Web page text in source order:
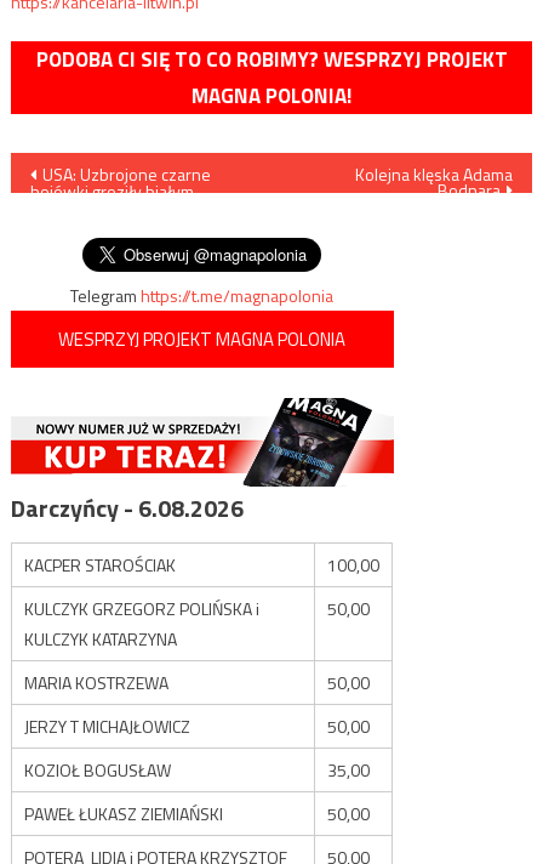
PODOBA CI SIĘ TO CO ROBIMY? WESPRZYJ PROJEKT
MAGNA POLONIA!
Nawigacja
USA: Uzbrojone czarne
bojówki groziły białym
Kolejna klęska Adama
Bodnara
Telegramhttps://t.me/magnapolonia
WESPRZYJ PROJEKT MAGNA POLONIA
Darczyńcy - 6.08.2026
KACPER STAROŚCIAK
100,00
KULCZYK GRZEGORZ POLIŃSKA i
KULCZYK KATARZYNA
50,00
MARIA KOSTRZEWA
50,00
JERZY T MICHAJŁOWICZ
50,00
KOZIOŁ BOGUSŁAW
35,00
PAWEŁ ŁUKASZ ZIEMIAŃSKI
50,00
POTERA LIDIA i POTERA KRZYSZTOF
50,00